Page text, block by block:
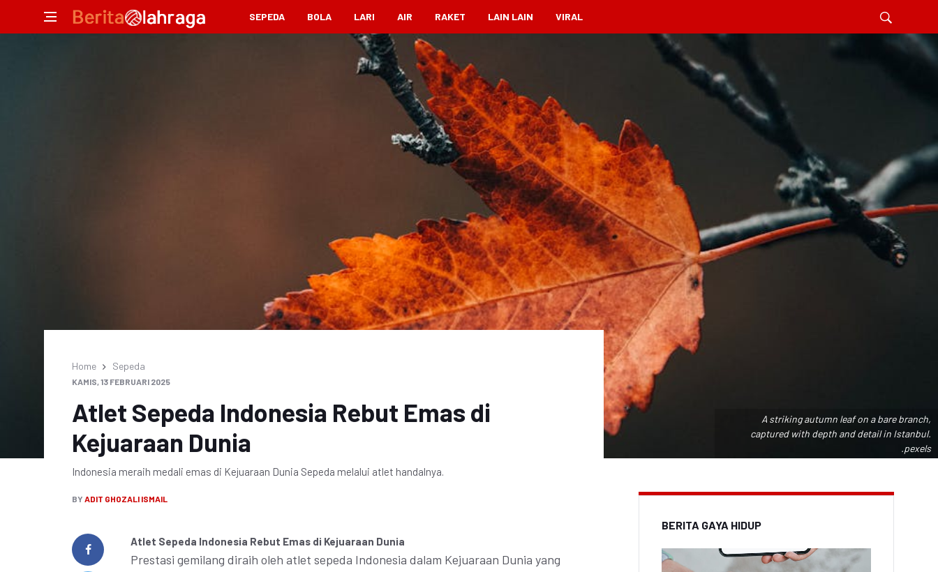
SEPEDA BOLA LARI AIR RAKET LAIN LAIN VIRAL
A striking autumn leaf on a bare branch,
captured with depth and detail in Istanbul.
.pexels
Home Sepeda
KAMIS, 13 FEBRUARI 2025
Atlet Sepeda Indonesia Rebut Emas di
Kejuaraan Dunia
Indonesia meraih medali emas di Kejuaraan Dunia Sepeda melalui atlet handalnya.
BY ADIT GHOZALI ISMAIL
Atlet Sepeda Indonesia Rebut Emas di Kejuaraan Dunia
Prestasi gemilang diraih oleh atlet sepeda Indonesia dalam Kejuaraan Dunia yang
BERITA GAYA HIDUP